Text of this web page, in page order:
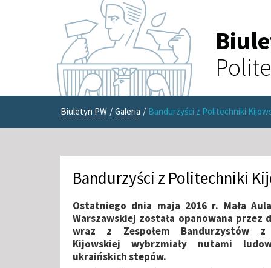
Biuletyn PW / Galeria / Bandurzyści z Politechniki
Bandurzyści z Politechniki
Ostatniego dnia maja 2016 r. Mała
Warszawskiej została opanowana przez
wraz z Zespołem Bandurzystów z
Kijowskiej wybrzmiały nutami
ukraińskich stepów.